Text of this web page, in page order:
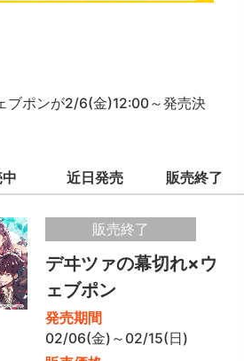
ブポンが2/6(金)12:00～発売決
近日発売 販売終了
販売終了
デヰツァの幕切れ×ウ
ェブポン
発売期間
02/06(金)～02/15(日)